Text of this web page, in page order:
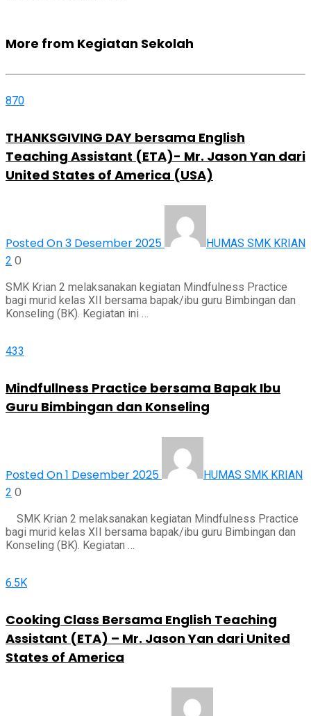
More from Kegiatan Sekolah
870
THANKSGIVING DAY bersama English
Teaching Assistant (ETA)- Mr. Jason Yan dari
United States of America (USA)
Posted On 3 Desember 2025
HUMAS SMK KRIAN
2 0
SMK Krian 2 melaksanakan kegiatan Mindfulness Practice
bagi murid kelas XII bersama bapak/ibu guru Bimbingan dan
Konseling (BK). Kegiatan ini …
433
Mindfullness Practice bersama Bapak Ibu
Guru Bimbingan dan Konseling
Posted On 1 Desember 2025
HUMAS SMK KRIAN
2 0
SMK Krian 2 melaksanakan kegiatan Mindfulness Practice
bagi murid kelas XII bersama bapak/ibu guru Bimbingan dan
Konseling (BK). Kegiatan …
6.5K
Cooking Class Bersama English Teaching
Assistant (ETA) – Mr. Jason Yan dari United
States of America